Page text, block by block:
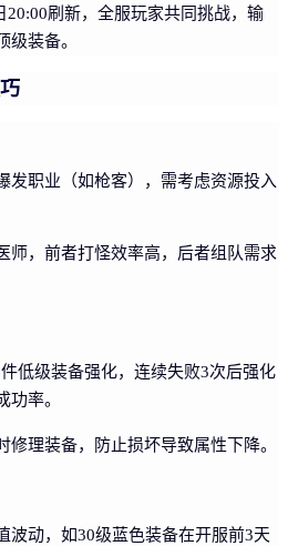
20:00刷新，全服玩家共同挑战，输
级装备。
发职业（如枪客），需考虑资源投入
师，前者打怪效率高，后者组队需求
低级装备强化，连续失败3次后强化
功率。
修理装备，防止损坏导致属性下降。
波动，如30级蓝色装备在开服前3天